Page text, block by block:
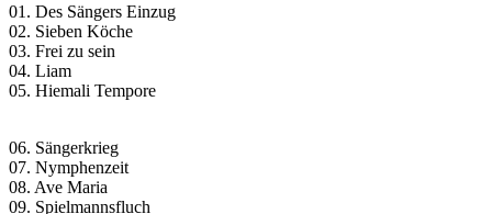
01. Des Sängers Einzug
02. Sieben Köche
03. Frei zu sein
04. Liam
05. Hiemali Tempore
06. Sängerkrieg
07. Nymphenzeit
08. Ave Maria
09. Spielmannsfluch